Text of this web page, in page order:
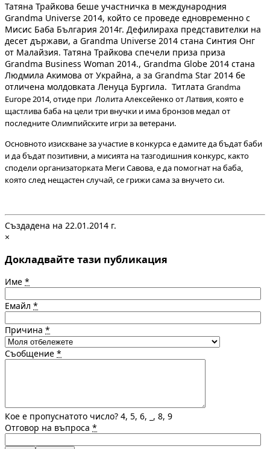
Татяна Трайкова беше участничка в международния
Grandma Universe 2014, който се проведе едновременно с
Мисис Баба България 2014г. Дефилираха представителки на
десет държави, а Grandma Universe 2014 стана Синтия Онг
от Малайзия. Татяна Трайкова спечели приза приза
Grandma Business Woman 2014., Grandma Globe 2014 стана
Людмила Акимова от Украйна, а за Grandma Star 2014 бе
отличена молдовката Ленуца Бургила. Титлата Grandma
Europe 2014, отиде при Лолита Алексейенко от Латвия, която е
щастлива баба на цели три внучки и има бронзов медал от
последните Олимпийските игри за ветерани.
Основното изискване за участие в конкурса е дамите да бъдат баби
и да бъдат позитивни, а мисията на тазгодишния конкурс, както
сподели организаторката Меги Савова, е да помогнат на баба,
която след нещастен случай, се грижи сама за внучето си.
Създадена на 22.01.2014 г.
×
Докладвайте тази публикация
Име *
Емайл *
Причина *
Съобщение *
Кое е пропуснатото число? 4, 5, 6, _, 8, 9
Отговор на въпроса *